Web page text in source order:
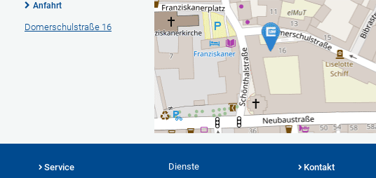
Anfahrt
Domerschulstraße 16
Service Dienste Kontakt